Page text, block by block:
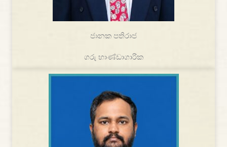
ජානක පතිරාජ
ගරු භාණ්ඩාගාරික